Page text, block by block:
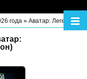
года » Аватар: Легенда об Аанге / Аватар: Последний маг воздуха (2 сезон)